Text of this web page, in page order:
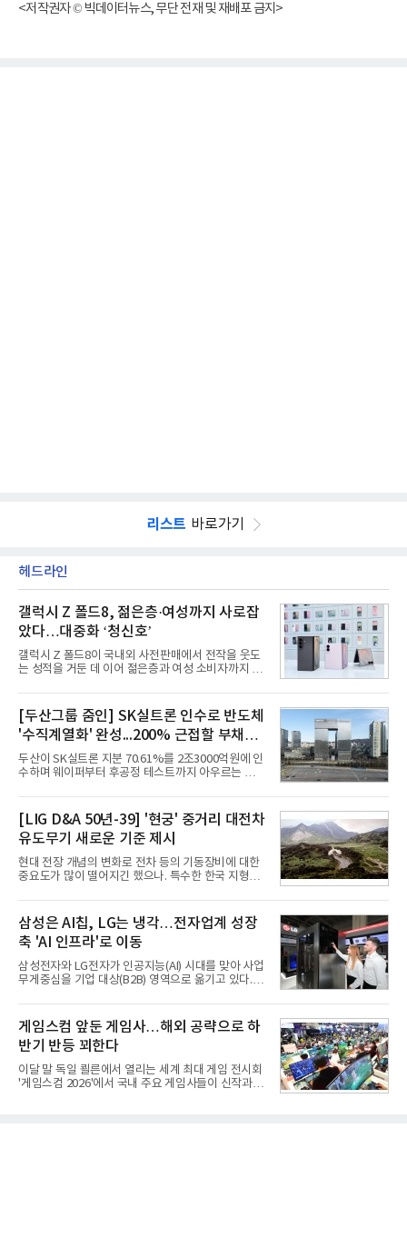
<저작권자 © 빅데이터뉴스, 무단 전재 및 재배포 금지>
리스트 바로가기
헤드라인
갤럭시 Z 폴드8, 젊은층·여성까지 사로잡
았다…대중화 ‘청신호’
갤럭시 Z 폴드8이 국내외 사전판매에서 전작을 웃도
는 성적을 거둔 데 이어 젊은층과 여성 소비자까지 빠
산성을 앞세운 기존 폴드의 소비자층에서 벗어나 디
자인과 휴대성을 강화하면서 폴더블폰의 대중화를 본
격화하고 있다는 분석이 나온다.10일 카운터포인트
리서치에 따르면 갤럭시 Z8 시리즈의 글로벌 사전판
매량은 전작 대비 30% 이상 증가했다. 국내 사전판매
량은 전작 대비 39% 늘었고 유럽에서도 20% 이상
증가했다. 미국에서도 역대 폴드 시리즈 가운데 가장
폼팩터 변화가 영향
[두산그룹 줌인] SK실트론 인수로 반도체
'수직계열화' 완성...200% 근접할 부채비
율 부담
두산이 SK실트론 지분 70.61%를 2조3000억원에 인
수하며 웨이퍼부터 후공정 테스트까지 아우르는 반도
지난해 5742억원의 순손실을 내며 신용등급 하향검
토 대상에 올라 있다. 두산의 연결 기준 부채비율도 인
수금융 1조원을 가정할 경우 200%에 근접한 191%
까지 오를 것으로 신용평가사들은 추산하고 있다.10
일 금융감독원 전자공시와 업계 등에 따르면 ㈜두산
은 지난달 31일 이사회를 열고 SK㈜가 보유한 SK실
트론 지분 70.61%를 인수하는 주식매매계약(SPA)
다. 매각 대상 지분은 SK㈜가
[LIG D&A 50년-39] '현궁' 중거리 대전차
유도무기 새로운 기준 제시
현대 전장 개념의 변화로 전차 등의 기동장비에 대한
중요도가 많이 떨어지긴 했으나. 특수한 한국 지형을
로 평가되고 있다. 그러나 우리 군이 운용 중인 대전차
무기는 관통력과 유효사거리 모두 만족스럽지 못해
적 전차 파괴에 효과적이지 못했다. 특히 노후화된 대
전차 무기에 대한 군수지원이 미흡해 전력 발휘가 어
려웠다.따라서 부족한 사거리의 한계를 극복하고 아
군의 생존성을 극대화할 수 있는 대전차 유도무기 개
발이 절실했다.2007년부터 국방과학연구소(ADD) 주
국산화에 의
삼성은 AI칩, LG는 냉각…전자업계 성장
축 'AI 인프라'로 이동
삼성전자와 LG전자가 인공지능(AI) 시대를 맞아 사업
무게중심을 기업 대상(B2B) 영역으로 옮기고 있다.
접어든 가운데 삼성전자는 AI 반도체를 중심으로 데
이터센터 생태계 공략을 강화하고 LG전자는 냉각솔
루션·전장·로봇 등 기업용 솔루션 사업 확대에 속도를
내고 있다.9일 업계에 따르면 LG전자는 2분기 생활가
전과 프리미엄 제품 경쟁력에 더해 B2B 사업 확대 효
과로 수익성을 방어한 반면 삼성전자는 디바이스경험
(DX) 부문의 TV·생활가전 수익성이 악화됐다. 대신 삼
게임스컴 앞둔 게임사…해외 공략으로 하
반기 반등 꾀한다
이달 말 독일 쾰른에서 열리는 세계 최대 게임 전시회
'게임스컴 2026'에서 국내 주요 게임사들이 신작과 글